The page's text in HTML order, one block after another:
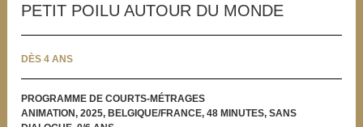
PETIT POILU AUTOUR DU MONDE
DÈS 4 ANS
PROGRAMME DE COURTS-MÉTRAGES
ANIMATION, 2025, BELGIQUE/FRANCE, 48 MINUTES, SANS